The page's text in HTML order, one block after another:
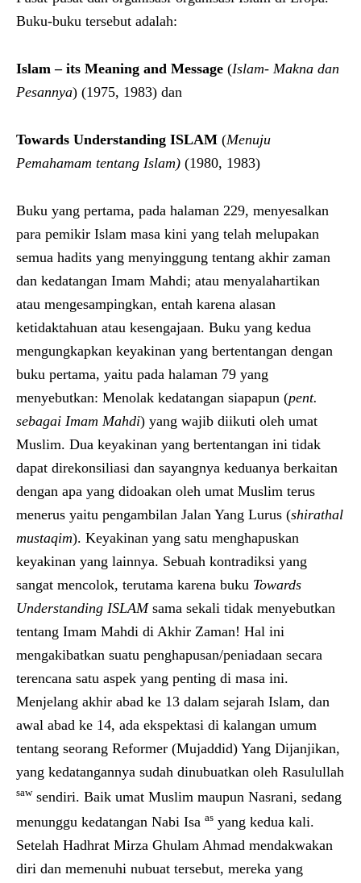
Buku-buku tersebut adalah:
Islam – its Meaning and Message (Islam- Makna dan
Pesannya) (1975, 1983) dan
Towards Understanding ISLAM (Menuju
Pemahamam tentang Islam) (1980, 1983)
Buku yang pertama, pada halaman 229, menyesalkan
para pemikir Islam masa kini yang telah melupakan
semua hadits yang menyinggung tentang akhir zaman
dan kedatangan Imam Mahdi; atau menyalahartikan
atau mengesampingkan, entah karena alasan
ketidaktahuan atau kesengajaan. Buku yang kedua
mengungkapkan keyakinan yang bertentangan dengan
buku pertama, yaitu pada halaman 79 yang
menyebutkan: Menolak kedatangan siapapun (pent.
sebagai Imam Mahdi) yang wajib diikuti oleh umat
Muslim. Dua keyakinan yang bertentangan ini tidak
dapat direkonsiliasi dan sayangnya keduanya berkaitan
dengan apa yang didoakan oleh umat Muslim terus
menerus yaitu pengambilan Jalan Yang Lurus (shirathal
mustaqim). Keyakinan yang satu menghapuskan
keyakinan yang lainnya. Sebuah kontradiksi yang
sangat mencolok, terutama karena buku Towards
Understanding ISLAMsama sekali tidak menyebutkan
tentang Imam Mahdi di Akhir Zaman! Hal ini
mengakibatkan suatu penghapusan/peniadaan secara
terencana satu aspek yang penting di masa ini.
Menjelang akhir abad ke 13 dalam sejarah Islam, dan
awal abad ke 14, ada ekspektasi di kalangan umum
tentang seorang Reformer (Mujaddid) Yang Dijanjikan,
yang kedatangannya sudah dinubuatkan oleh Rasulullah
sawsendiri. Baik umat Muslim maupun Nasrani, sedang
menunggu kedatangan Nabi Isa as yang kedua kali.
Setelah Hadhrat Mirza Ghulam Ahmad mendakwakan
diri dan memenuhi nubuat tersebut, mereka yang